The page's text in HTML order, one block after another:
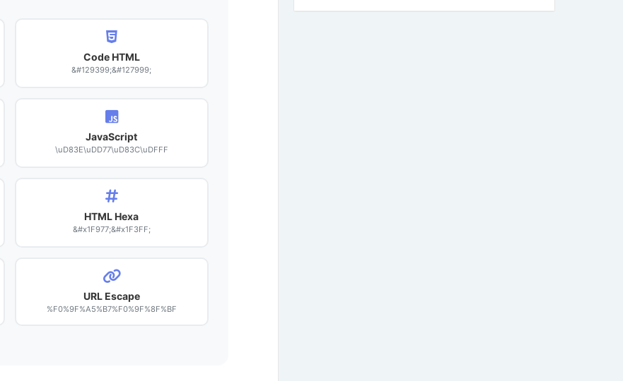
Code HTML
&#129399;&#127999;
JavaScript
\uD83E\uDD77\uD83C\uDFFF
HTML Hexa
&#x1F977;&#x1F3FF;
URL Escape
%F0%9F%A5%B7%F0%9F%8F%BF